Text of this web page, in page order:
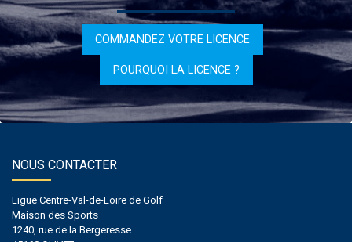
COMMANDEZ VOTRE LICENCE
POURQUOI LA LICENCE ?
NOUS CONTACTER
Ligue Centre-Val-de-Loire de Golf
Maison des Sports
1240, rue de la Bergeresse